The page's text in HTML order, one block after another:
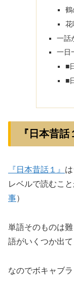
鶴
花
一話
一日
■
■
『日本昔
『日本昔話１』
レベルで読むこ
事）
単語そのものは
語がいくつか出て
なのでボキャブ